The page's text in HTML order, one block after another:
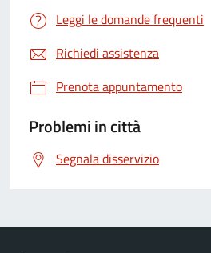
Leggi le domande frequenti
Richiedi assistenza
Prenota appuntamento
Problemi in città
Segnala disservizio